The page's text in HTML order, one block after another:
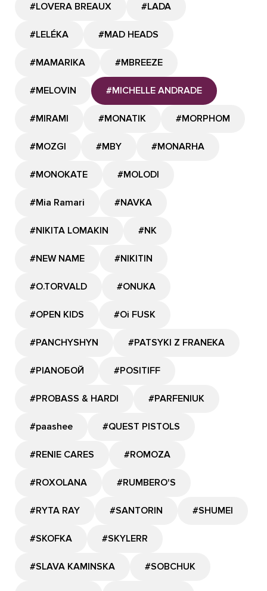
#LOVERA BREAUX #LADA
#LELÉKA #MAD HEADS
#MAMARIKA #MBREEZE
#MELOVIN #MICHELLE ANDRADE
#MIRAMI #MONATIK #MORPHOM
#MOZGI #MBY #MONARHA
#MONOKATE #MOLODI
#Mia Ramari #NAVKA
#NIKITA LOMAKIN #NK
#NEW NAME #NIKITIN
#O.TORVALD #ONUKA
#OPEN KIDS #Oi FUSK
#PANCHYSHYN #PATSYKI Z FRANEKA
#PIANOБОЙ #POSITIFF
#PROBASS & HARDI #PARFENIUK
#paashee #QUEST PISTOLS
#RENIE CARES #ROMOZA
#ROXOLANA #RUMBERO'S
#RYTA RAY #SANTORIN #SHUMEI
#SKOFKA #SKYLERR
#SLAVA KAMINSKA #SOBCHUK